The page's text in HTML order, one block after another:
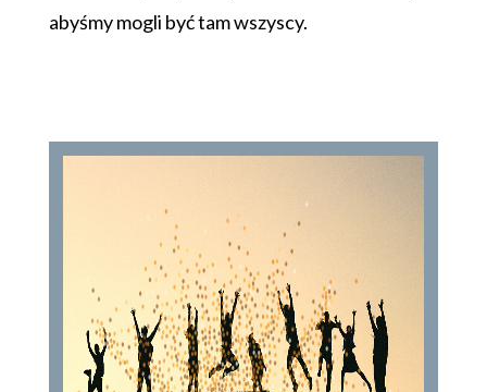
abyśmy mogli być tam wszyscy.